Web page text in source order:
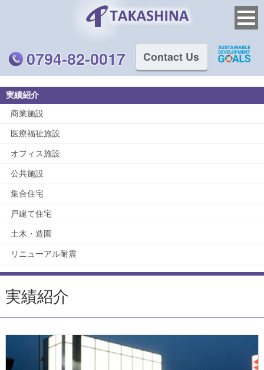
0794-82-0017 Contact Us
実績紹介
商業施設
医療福祉施設
オフィス施設
公共施設
集合住宅
戸建て住宅
土木・造園
リニューアル耐震
実績紹介